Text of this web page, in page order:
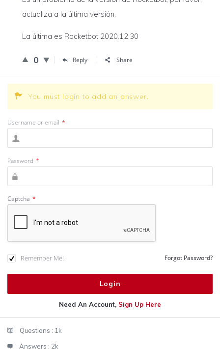
actualiza a la última versión.
La última es Rocketbot 2020.12.30
0 Reply Share
You must login to add an answer.
Username or email *
Password *
Captcha *
Remember Me! Forgot Password?
Need An Account, Sign Up Here
StatsQuestions : 1k
Answers : 2k